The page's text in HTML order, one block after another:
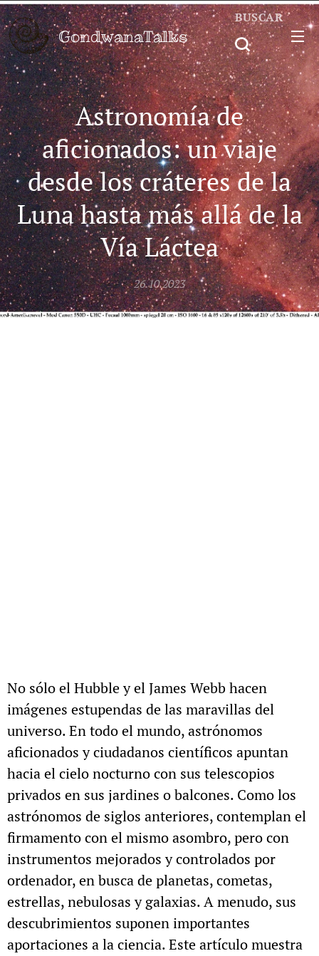
GondwanaTalks
BUSCAR
Astronomía de
aficionados: un viaje
desde los cráteres de la
Luna hasta más allá de la
Vía Láctea
26.10.2023
No sólo el Hubble y el James Webb hacen
imágenes estupendas de las maravillas del
universo. En todo el mundo, astrónomos
aficionados y ciudadanos científicos apuntan
hacia el cielo nocturno con sus telescopios
privados en sus jardines o balcones. Como los
astrónomos de siglos anteriores, contemplan el
firmamento con el mismo asombro, pero con
instrumentos mejorados y controlados por
ordenador, en busca de planetas, cometas,
estrellas, nebulosas y galaxias. A menudo, sus
descubrimientos suponen importantes
aportaciones a la ciencia. Este artículo muestra